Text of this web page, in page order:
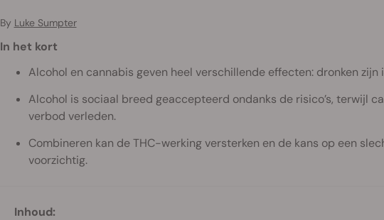
By Luke Sumpter
In het kort
Alcohol en cannabis geven heel verschillende effecten: dronken zijn
Alcohol is sociaal breed geaccepteerd ondanks de risico’s, terwijl
verbod verleden.
Combineren kan de THC-werking versterken en de kans op een
voorzichtig.
Inhoud: